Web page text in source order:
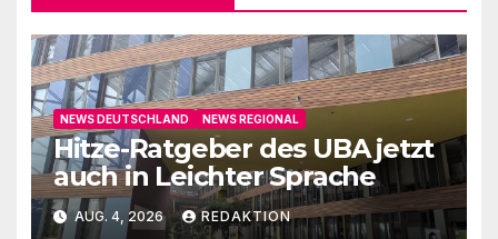
NEWS DEUTSCHLAND NEWS REGIONAL
Hitze-Ratgeber des UBA jetzt
auch in Leichter Sprache
AUG. 4, 2026 REDAKTION